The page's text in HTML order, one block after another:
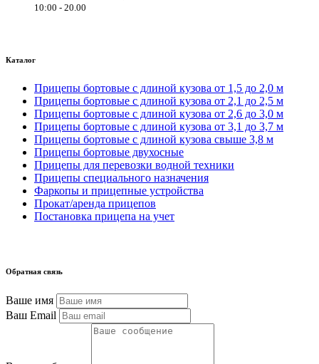
10:00 - 20.00
Каталог
Прицепы бортовые с длиной кузова от 1,5 до 2,0 м
Прицепы бортовые с длиной кузова от 2,1 до 2,5 м
Прицепы бортовые с длиной кузова от 2,6 до 3,0 м
Прицепы бортовые с длиной кузова от 3,1 до 3,7 м
Прицепы бортовые с длиной кузова свыше 3,8 м
Прицепы бортовые двухосные
Прицепы для перевозки водной техники
Прицепы специального назначения
Фаркопы и прицепные устройства
Прокат/аренда прицепов
Постановка прицепа на учет
Обратная связь
Ваше имя
Ваш Email